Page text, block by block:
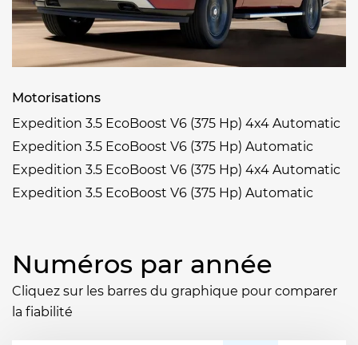
Motorisations
Expedition 3.5 EcoBoost V6 (375 Hp) 4x4 Automatic
Expedition 3.5 EcoBoost V6 (375 Hp) Automatic
Expedition 3.5 EcoBoost V6 (375 Hp) 4x4 Automatic
Expedition 3.5 EcoBoost V6 (375 Hp) Automatic
Numéros par année
Cliquez sur les barres du graphique pour comparer
la fiabilité